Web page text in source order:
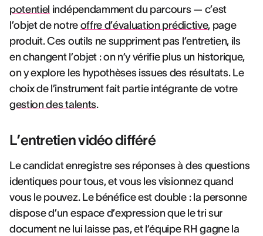
potentiel indépendamment du parcours — c’est
l’objet de notre offre d’évaluation prédictive, page
produit. Ces outils ne suppriment pas l’entretien, ils
en changent l’objet : on n’y vérifie plus un historique,
on y explore les hypothèses issues des résultats. Le
choix de l’instrument fait partie intégrante de votre
gestion des talents.
L’entretien vidéo différé
Le candidat enregistre ses réponses à des questions
identiques pour tous, et vous les visionnez quand
vous le pouvez. Le bénéfice est double : la personne
dispose d’un espace d’expression que le tri sur
document ne lui laisse pas, et l’équipe RH gagne la